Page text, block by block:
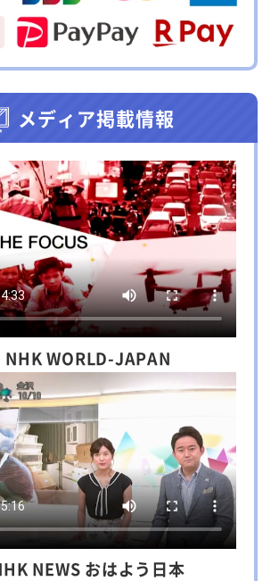
メディア掲載情報
NHK WORLD-JAPAN
NEWS おはよう日本